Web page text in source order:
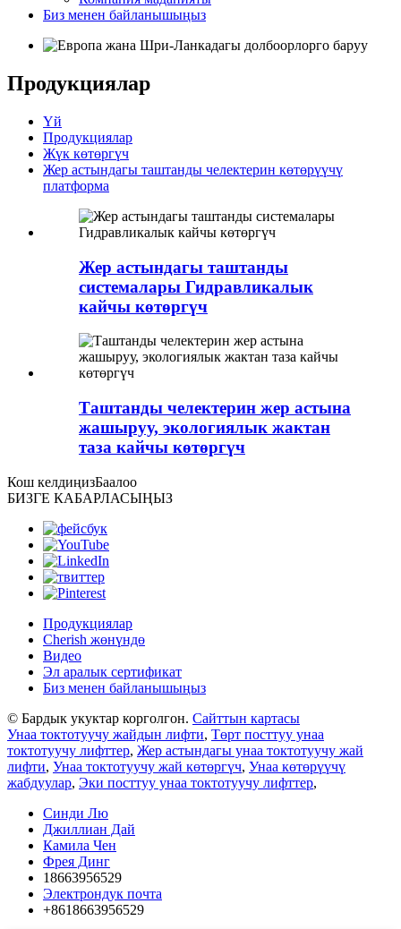
Биз менен байланышыңыз
Продукциялар
Үй
Продукциялар
Жүк көтөргүч
Жер астындагы таштанды челектерин көтөрүүчү
платформа
Жер астындагы таштанды
системалары Гидравликалык
кайчы көтөргүч
Таштанды челектерин жер астына
жашыруу, экологиялык жактан
таза кайчы көтөргүч
Кош келдиңизБаалоо
БИЗГЕ КАБАРЛАСЫҢЫЗ
Продукциялар
Cherish жөнүндө
Видео
Эл аралык сертификат
Биз менен байланышыңыз
© Бардык укуктар корголгон. Сайттын картасы
Унаа токтотуучу жайдын лифти, Төрт посттуу унаа
токтотуучу лифттер, Жер астындагы унаа токтотуучу жай
лифти, Унаа токтотуучу жай көтөргүч, Унаа көтөрүүчү
жабдуулар, Эки посттуу унаа токтотуучу лифттер,
Синди Лю
Джиллиан Дай
Камила Чен
Фрея Динг
18663956529
Электрондук почта
+8618663956529